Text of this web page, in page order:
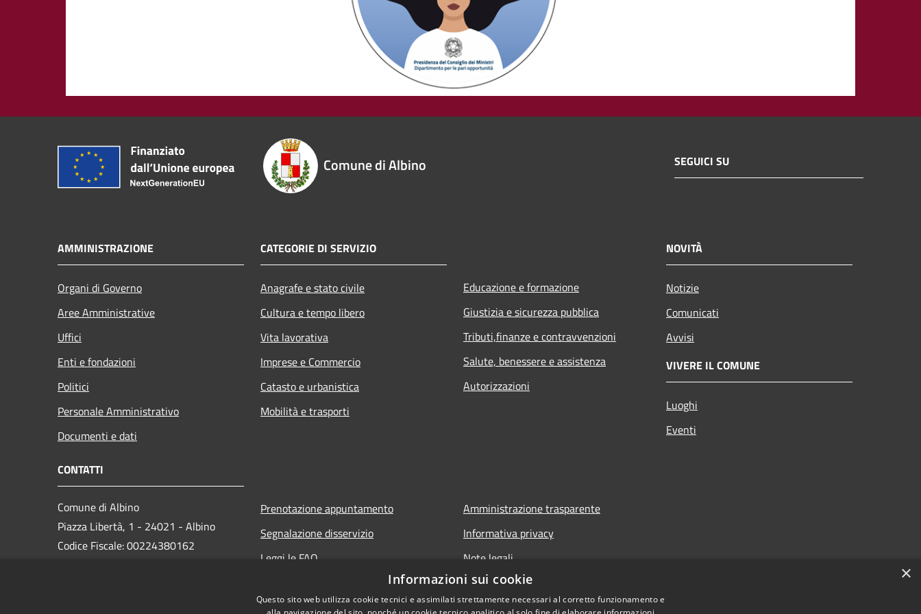
Comune di Albino SEGUICI SU
AMMINISTRAZIONE
Organi di Governo
Aree Amministrative
Uffici
Enti e fondazioni
Politici
Personale Amministrativo
Documenti e dati
CATEGORIE DI SERVIZIO
Anagrafe e stato civile
Cultura e tempo libero
Vita lavorativa
Imprese e Commercio
Catasto e urbanistica
Mobilità e trasporti
Educazione e formazione
Giustizia e sicurezza pubblica
Tributi,finanze e contravvenzioni
Salute, benessere e assistenza
Autorizzazioni
NOVITÀ
Notizie
Comunicati
Avvisi
VIVERE IL COMUNE
Luoghi
Eventi
CONTATTI
Comune di Albino
Piazza Libertà, 1 - 24021 - Albino
Codice Fiscale: 00224380162
Prenotazione appuntamento
Segnalazione disservizio
Leggi le FAQ
Amministrazione trasparente
Informativa privacy
Note legali
Dichiarazione di accessibilità
×
Informazioni sui cookie
Questo sito web utilizza cookie tecnici e assimilati strettamente necessari al corretto funzionamento e